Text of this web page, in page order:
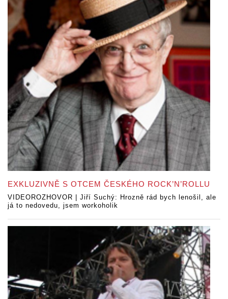
EXKLUZIVNĚ S OTCEM ČESKÉHO ROCK’N’ROLLU
VIDEOROZHOVOR | Jiří Suchý: Hrozně rád bych lenošil, ale
já to nedovedu, jsem workoholik